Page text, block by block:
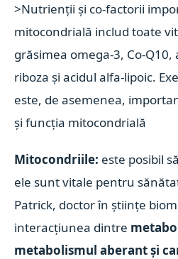
>Nutrienții și co-factorii
mitocondrială includ toate
grăsimea omega-3, Co-Q10,
riboza și acidul alfa-lipoic.
este, de asemenea,
și funcția mitocondrială
Mitocondriile: este posibil
ele sunt vitale pentru
Patrick, doctor în științe
interacțiunea dintre
metabolismul aberant și